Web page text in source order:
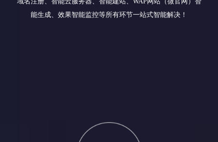
能生成、效果智能监控等所有环节一站式智能解决！